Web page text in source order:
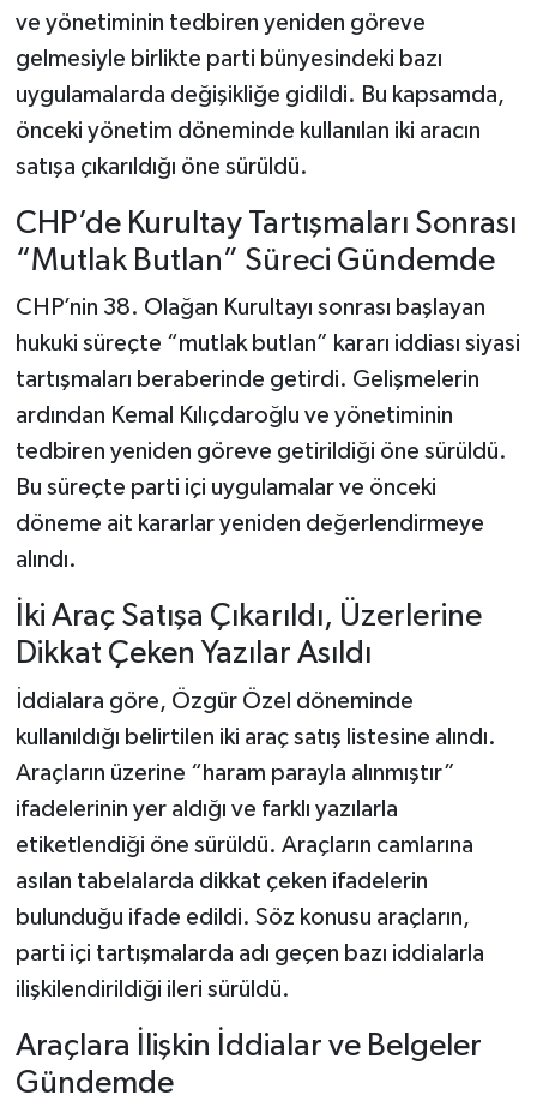
ve yönetiminin tedbiren yeniden göreve
gelmesiyle birlikte parti bünyesindeki bazı
uygulamalarda değişikliğe gidildi. Bu kapsamda,
önceki yönetim döneminde kullanılan iki aracın
satışa çıkarıldığı öne sürüldü.
CHP’de Kurultay Tartışmaları Sonrası
“Mutlak Butlan” Süreci Gündemde
CHP’nin 38. Olağan Kurultayı sonrası başlayan
hukuki süreçte “mutlak butlan” kararı iddiası siyasi
tartışmaları beraberinde getirdi. Gelişmelerin
ardından Kemal Kılıçdaroğlu ve yönetiminin
tedbiren yeniden göreve getirildiği öne sürüldü.
Bu süreçte parti içi uygulamalar ve önceki
döneme ait kararlar yeniden değerlendirmeye
alındı.
İki Araç Satışa Çıkarıldı, Üzerlerine
Dikkat Çeken Yazılar Asıldı
İddialara göre, Özgür Özel döneminde
kullanıldığı belirtilen iki araç satış listesine alındı.
Araçların üzerine “haram parayla alınmıştır”
ifadelerinin yer aldığı ve farklı yazılarla
etiketlendiği öne sürüldü. Araçların camlarına
asılan tabelalarda dikkat çeken ifadelerin
bulunduğu ifade edildi. Söz konusu araçların,
parti içi tartışmalarda adı geçen bazı iddialarla
ilişkilendirildiği ileri sürüldü.
Araçlara İlişkin İddialar ve Belgeler
Gündemde